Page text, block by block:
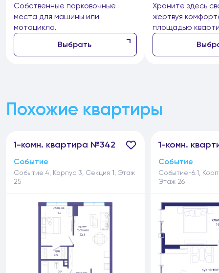
Собственные парковочные
места для машины или
мотоцикла.
Выбрать
Храните здесь
жертвуя
площадью
Похожие квартиры
1-комн. квартира №342
Событие
Событие 4, Корпус 3, Секция 1, Этаж
25
1-комн.
Событие
Событие-6.1,
Этаж 26